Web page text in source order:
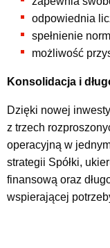
odpowiednia
spełnienie
możliwość
Konsolidacja i
Dzięki nowej
z trzech
operacyjną w
strategii Spółki,
finansową oraz
wspierającej